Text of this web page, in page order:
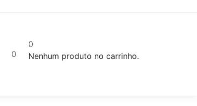
0
0
Nenhum produto no carrinho.